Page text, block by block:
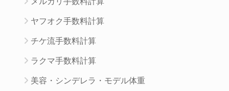
ヤフオク手数料計算
チケ流手数料計算
ラクマ手数料計算
美容・シンデレラ・モデル体重